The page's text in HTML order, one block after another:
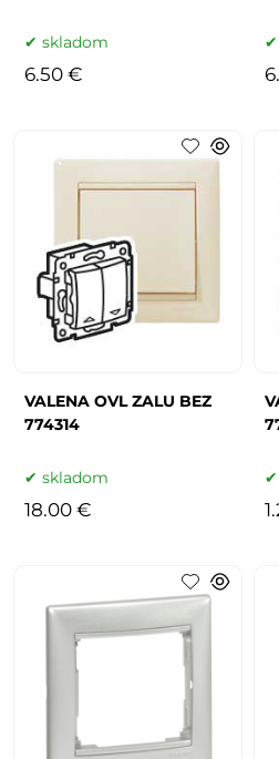
skladom
6.50 €
VALENA OVL ZALU BEZ
774314
skladom
18.00 €